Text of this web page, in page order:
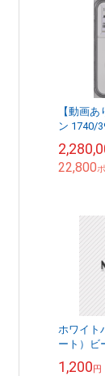
【動画
ン 1740/
22,800
ホワイト
ート）
1,200円